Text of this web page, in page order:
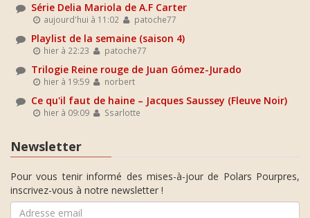
Série Delia Mariola de A.F Carter
aujourd'hui à 11:02 patoche77
Playlist de la semaine (saison 4)
hier à 22:23 patoche77
Trilogie Reine rouge de Juan Gómez-Jurado
hier à 19:59 norbert
Ce qu'il faut de haine – Jacques Saussey (Fleuve Noir)
hier à 09:09 Ssarlotte
Newsletter
Pour vous tenir informé des mises-à-jour de Polars Pourpres,
inscrivez-vous à notre newsletter !